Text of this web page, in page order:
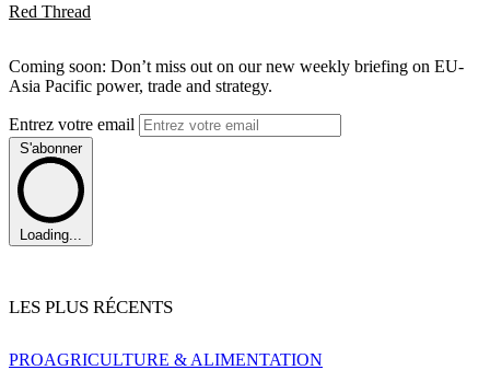
Red Thread
Coming soon: Don’t miss out on our new weekly briefing on EU-
Asia Pacific power, trade and strategy.
Entrez votre email
S'abonner
Loading...
LES PLUS RÉCENTS
PROAGRICULTURE & ALIMENTATION